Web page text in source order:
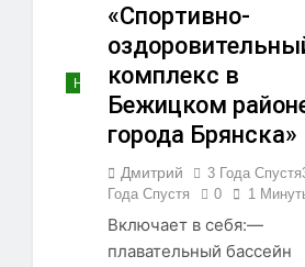
НОВОСТИ
«Спортивно-
комплекс в
Бежицком
города Брянска»
Дмитрий 3 Года Спустя
Года Спустя
0 1
Включает в себя:—
плавательный бассейн